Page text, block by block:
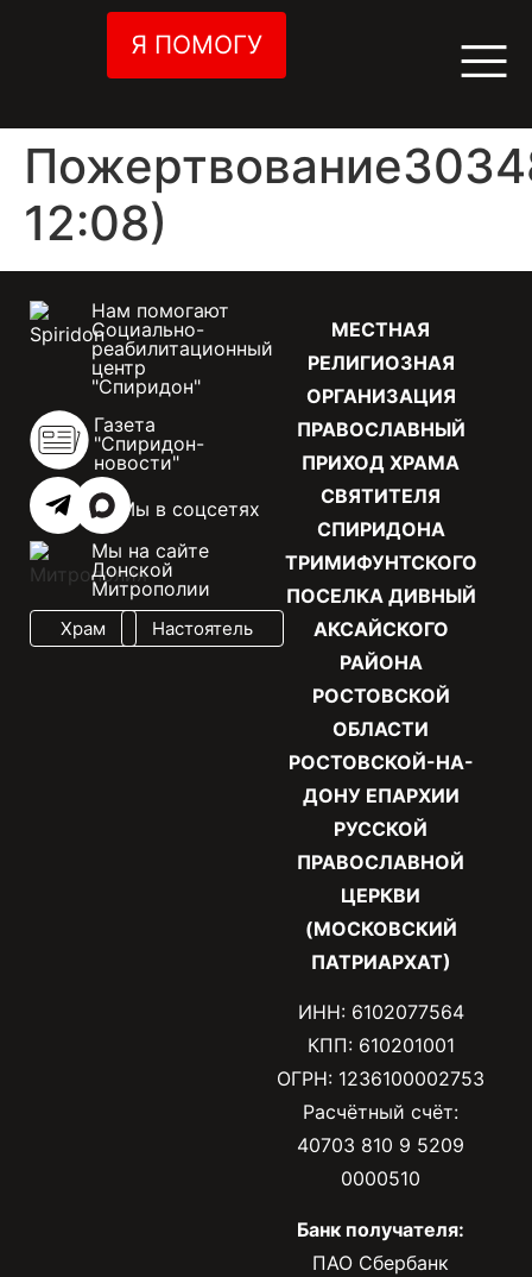
Я ПОМОГУ
12:08)
МЕСТНАЯ
РЕЛИГИОЗНАЯ
ОРГАНИЗАЦИЯ
ПРАВОСЛАВНЫЙ
ПРИХОД ХРАМА
СВЯТИТЕЛЯ
СПИРИДОНА
ТРИМИФУНТСКОГО
ПОСЕЛКА ДИВНЫЙ
АКСАЙСКОГО
РАЙОНА
РОСТОВСКОЙ
ОБЛАСТИ
РОСТОВСКОЙ-НА-
ДОНУ ЕПАРХИИ
РУССКОЙ
ПРАВОСЛАВНОЙ
ЦЕРКВИ
(МОСКОВСКИЙ
ПАТРИАРХАТ)
ИНН: 6102077564
КПП: 610201001
ОГРН: 1236100002753
Расчётный счёт:
40703 810 9 5209
0000510
Банк получателя:
ПАО Сбербанк
Нам помогают
Социально-
реабилитационный
центр
"Спиридон"
Газета
"Спиридон-
новости"
Мы в соцсетях
Мы на сайте
Донской
Митрополии
Храм Настоятель